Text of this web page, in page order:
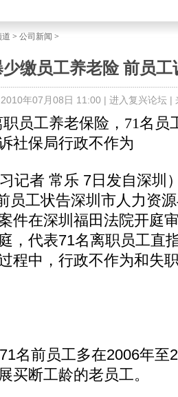
道 > 公司新闻 >
缴员工养老险 前员工
年07月08日 11:00 | 进入复兴论坛|
员工养老保险，71名员
社保局行政不作为
记者 常乐 7日发自深圳
员工状告深圳市人力资
件在深圳福田法院开庭
，代表71名离职员工直
程中，行政不作为和失
名前员工多在2006年至
买断工龄的老员工。